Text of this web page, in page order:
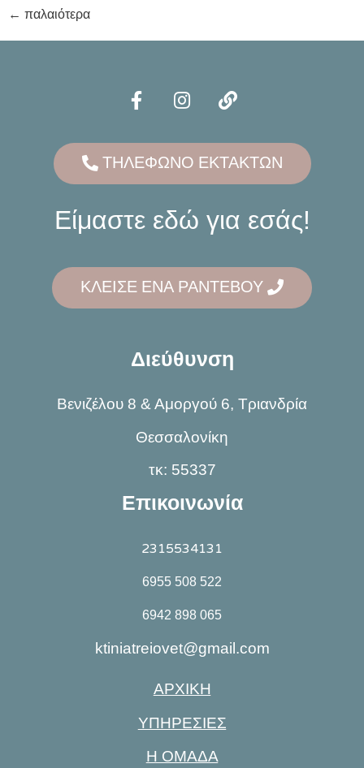
← παλαιότερα
ΤΗΛΕΦΩΝΟ ΕΚΤΑΚΤΩΝ
Είμαστε εδώ για εσάς!
ΚΛΕΙΣΕ ΕΝΑ ΡΑΝΤΕΒΟΥ
Διεύθυνση
Βενιζέλου 8 & Αμοργού 6, Τριανδρία
Θεσσαλονίκη
τκ: 55337
Επικοινωνία
2315534131
6955 508 522
6942 898 065
ktiniatreiovet@gmail.com
ΑΡΧΙΚΗ
ΥΠΗΡΕΣΙΕΣ
Η ΟΜΑΔΑ